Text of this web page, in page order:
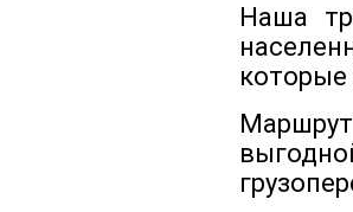
Наша
которые